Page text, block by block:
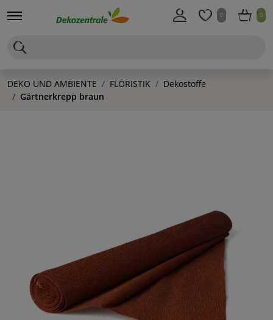
0 0
DEKO UND AMBIENTE FLORISTIK
Dekostoffe
Gärtnerkrepp braun